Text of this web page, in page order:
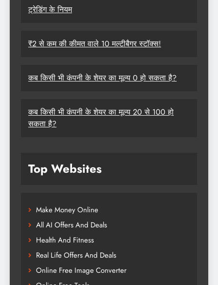
ट्रेडिंग के नियम
₹2 से कम की कीमत वाले 10 मल्टीबैगर स्टॉक्स!
कब किसी भी कंपनी के शेयर का मूल्य 0 हो सकता है?
कब किसी भी कंपनी के शेयर का मूल्य 20 से 100 हो
सकता है?
Top Websites
Make Money Online
All AI Offers And Deals
Health And Fitness
Real Life Offers And Deals
Online Free Image Converter